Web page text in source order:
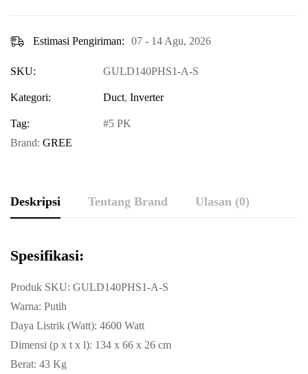
Estimasi Pengiriman: 07 - 14 Agu, 2026
SKU: GULD140PHS1-A-S
Kategori: Duct, Inverter
Tag:
5 PK
Brand: GREE
Deskripsi Tentang Brand Ulasan (0)
Spesifikasi:
Produk SKU: GULD140PHS1-A-S
Warna: Putih
Daya Listrik (Watt): 4600 Watt
Dimensi (p x t x l): 134 x 66 x 26 cm
Berat: 43 Kg